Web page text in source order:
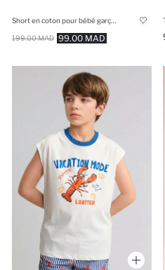
Short en coton pour bébé garçon
99.00 MAD
199.00 MAD